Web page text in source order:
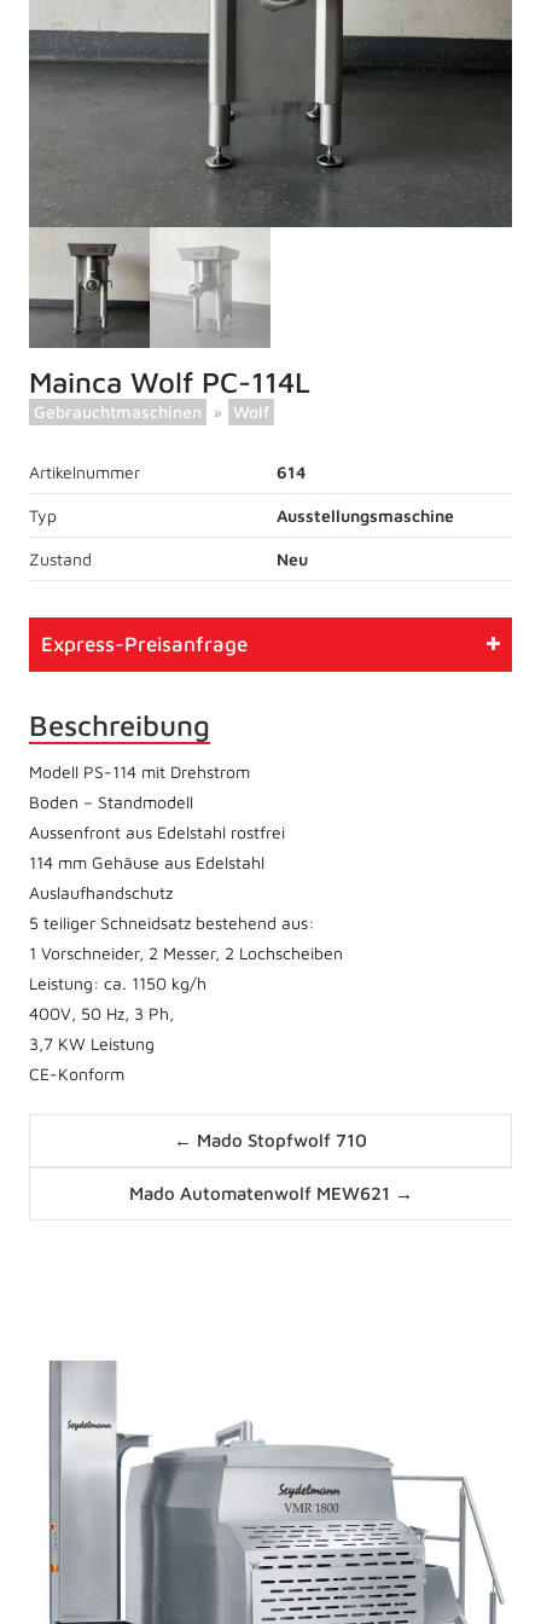
Mainca Wolf PC-114L
Gebrauchtmaschinen » Wolf
Artikelnummer
Typ
Zustand
614
Ausstellungsmaschine
Neu
Express-Preisanfrage
Beschreibung
Modell PS-114 mit Drehstrom
Boden – Standmodell
Aussenfront aus Edelstahl rostfrei
114 mm Gehäuse aus Edelstahl
Auslaufhandschutz
5 teiliger Schneidsatz bestehend aus:
1 Vorschneider, 2 Messer, 2 Lochscheiben
Leistung: ca. 1150 kg/h
400V, 50 Hz, 3 Ph,
3,7 KW Leistung
CE-Konform
navigation
← Mado Stopfwolf 710
navigation
Mado Automatenwolf MEW621 →